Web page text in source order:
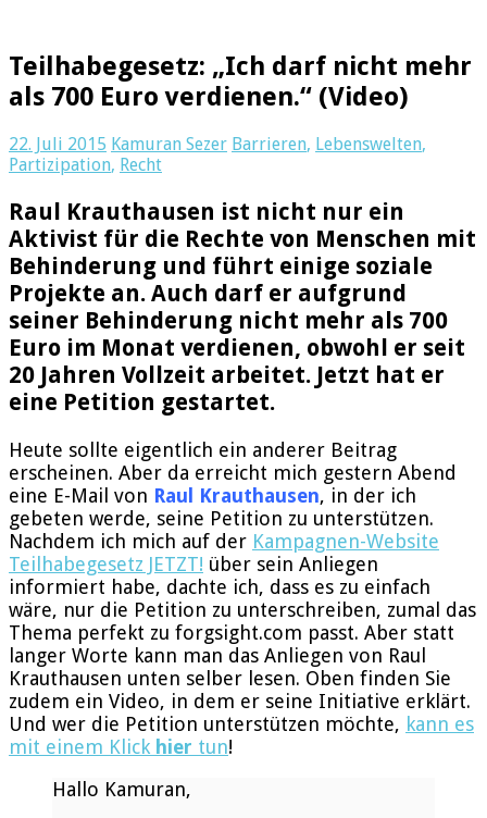
Teilhabegesetz: „Ich darf nicht mehr
als 700 Euro verdienen.“ (Video)
22. Juli 2015 Kamuran Sezer Barrieren, Lebenswelten,
Partizipation, Recht
Raul Krauthausen ist nicht nur ein
Aktivist für die Rechte von Menschen mit
Behinderung und führt einige soziale
Projekte an. Auch darf er aufgrund
seiner Behinderung nicht mehr als 700
Euro im Monat verdienen, obwohl er seit
20 Jahren Vollzeit arbeitet. Jetzt hat er
eine Petition gestartet.
Heute sollte eigentlich ein anderer Beitrag
erscheinen. Aber da erreicht mich gestern Abend
eine E-Mail von Raul Krauthausen, in der ich
gebeten werde, seine Petition zu unterstützen.
Nachdem ich mich auf der Kampagnen-Website
Teilhabegesetz JETZT! über sein Anliegen
informiert habe, dachte ich, dass es zu einfach
wäre, nur die Petition zu unterschreiben, zumal das
Thema perfekt zu forgsight.com passt. Aber statt
langer Worte kann man das Anliegen von Raul
Krauthausen unten selber lesen. Oben finden Sie
zudem ein Video, in dem er seine Initiative erklärt.
Und wer die Petition unterstützen möchte, kann es
mit einem Klick hier tun!
Hallo Kamuran,